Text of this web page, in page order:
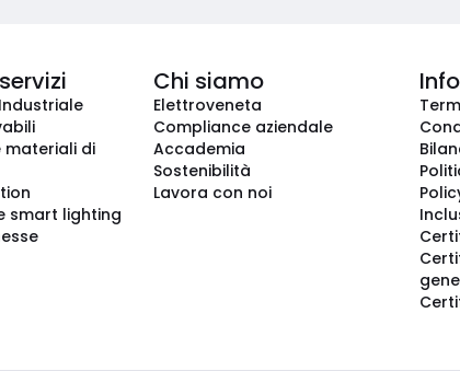
materiali di
smart lighting
Chi siamo
Elettroveneta
Compliance aziendale
Accademia
Sostenibilità
Lavora con noi